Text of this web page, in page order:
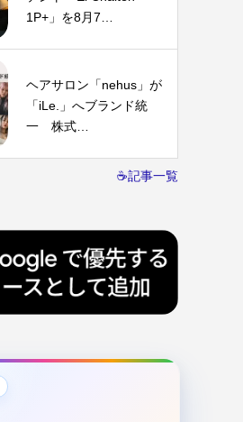
1P+」を8月7…
ヘアサロン「nehus」が
「iLe.」へブランド統
一 株式…
☕記事一覧